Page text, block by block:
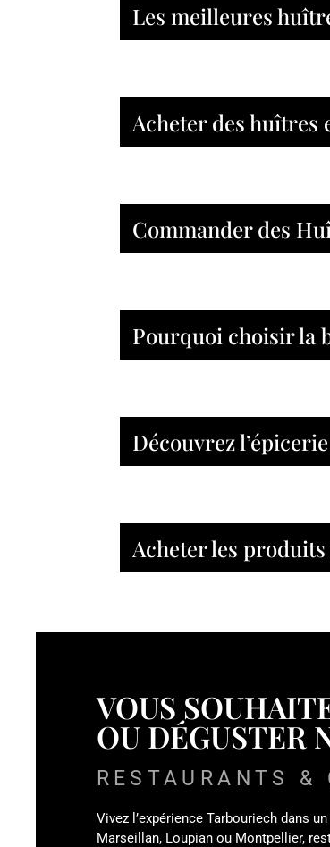
Les meilleures
Acheter des
Commander des
Pourquoi choisir la
Découvrez
Acheter les
VOUS
OU DÉGUSTER
RESTAURANTS &
Vivez l’expérience Tarbouriech dans
Marseillan, Loupian ou Montpellier,